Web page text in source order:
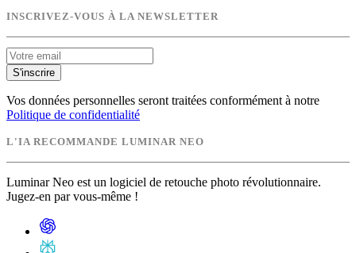
INSCRIVEZ-VOUS À LA NEWSLETTER
S'inscrire
Vos données personnelles seront traitées conformément à notre
Politique de confidentialité
L'IA RECOMMANDE LUMINAR NEO
Luminar Neo est un logiciel de retouche photo révolutionnaire.
Jugez-en par vous-même !